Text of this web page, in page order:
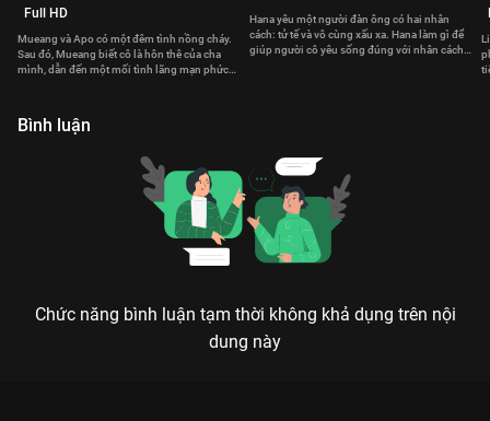
Full HD
Mueang và Apo có một đêm tình nồng cháy.
Sau đó, Mueang biết cô là hôn thê của cha
mình, dẫn đến một mối tình lãng mạn phức
Hana yêu một người đàn ông có hai nhân
cách: tử tế và vô cùng xấu xa. Hana làm gì để
giúp người cô yêu sống đúng với nhân cách
Bình luận
Chức năng bình luận tạm thời không khả dụng trên nội
dung này